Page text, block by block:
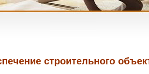
строительного